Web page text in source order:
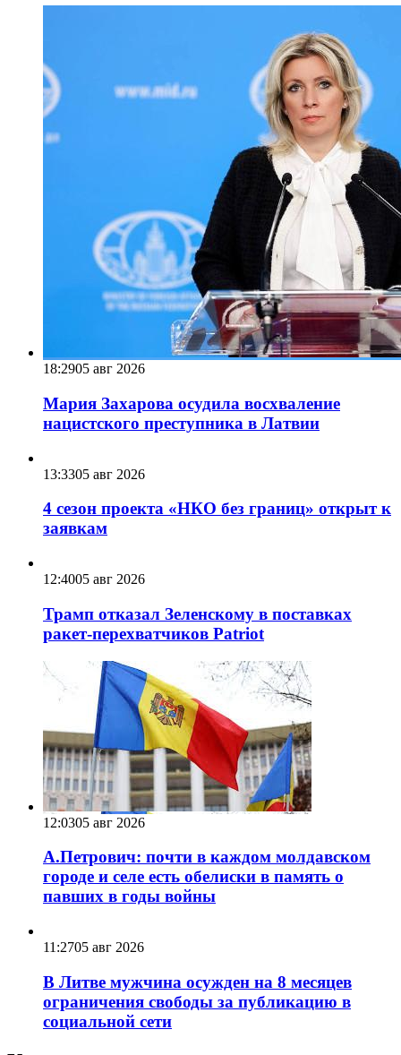
18:2905 авг 2026
Мария Захарова осудила восхваление
нацистского преступника в Латвии
13:3305 авг 2026
4 сезон проекта «НКО без границ» открыт к
заявкам
12:4005 авг 2026
Трамп отказал Зеленскому в поставках
ракет-перехватчиков Patriot
12:0305 авг 2026
А.Петрович: почти в каждом молдавском
городе и селе есть обелиски в память о
павших в годы войны
11:2705 авг 2026
В Литве мужчина осужден на 8 месяцев
ограничения свободы за публикацию в
социальной сети